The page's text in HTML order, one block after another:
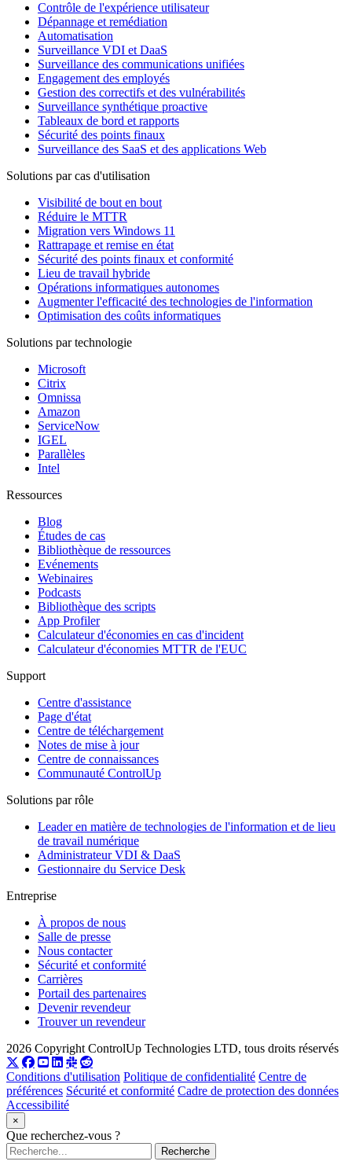
Contrôle de l'expérience utilisateur
Dépannage et remédiation
Automatisation
Surveillance VDI et DaaS
Surveillance des communications unifiées
Engagement des employés
Gestion des correctifs et des vulnérabilités
Surveillance synthétique proactive
Tableaux de bord et rapports
Sécurité des points finaux
Surveillance des SaaS et des applications Web
Solutions par cas d'utilisation
Visibilité de bout en bout
Réduire le MTTR
Migration vers Windows 11
Rattrapage et remise en état
Sécurité des points finaux et conformité
Lieu de travail hybride
Opérations informatiques autonomes
Augmenter l'efficacité des technologies de l'information
Optimisation des coûts informatiques
Solutions par technologie
Microsoft
Citrix
Omnissa
Amazon
ServiceNow
IGEL
Parallèles
Intel
Ressources
Blog
Études de cas
Bibliothèque de ressources
Evénements
Webinaires
Podcasts
Bibliothèque des scripts
App Profiler
Calculateur d'économies en cas d'incident
Calculateur d'économies MTTR de l'EUC
Support
Centre d'assistance
Page d'état
Centre de téléchargement
Notes de mise à jour
Centre de connaissances
Communauté ControlUp
Solutions par rôle
Leader en matière de technologies de l'information et de lieu
de travail numérique
Administrateur VDI & DaaS
Gestionnaire du Service Desk
Entreprise
À propos de nous
Salle de presse
Nous contacter
Sécurité et conformité
Carrières
Portail des partenaires
Devenir revendeur
Trouver un revendeur
2026 Copyright ControlUp Technologies LTD, tous droits réservés
Conditions d'utilisation Politique de confidentialité Centre de
préférences Sécurité et conformité Cadre de protection des données
Accessibilité
×
Que recherchez-vous ?